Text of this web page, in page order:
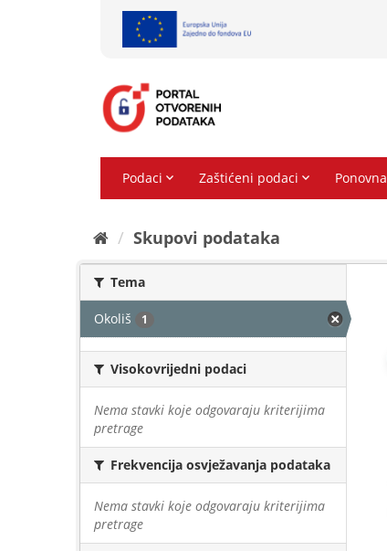
Skupovi podаtаkа
Tema
Okoliš 1
Visokovrijedni podaci
Nema stavki koje odgovaraju kriterijima
pretrage
Frekvencija osvježavanja podataka
Nema stavki koje odgovaraju kriterijima
pretrage